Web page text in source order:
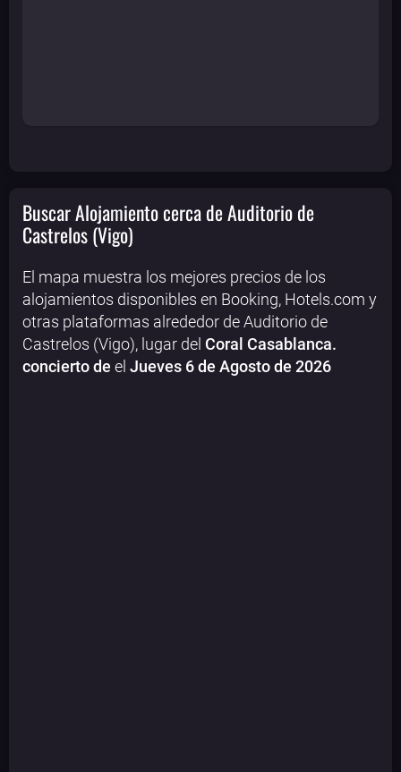
Buscar Alojamiento cerca de Auditorio de
Castrelos (Vigo)
El mapa muestra los mejores precios de los
alojamientos disponibles en Booking, Hotels.com y
otras plataformas alrededor de Auditorio de
Castrelos (Vigo), lugar del Coral Casablanca.
concierto de el Jueves 6 de Agosto de 2026